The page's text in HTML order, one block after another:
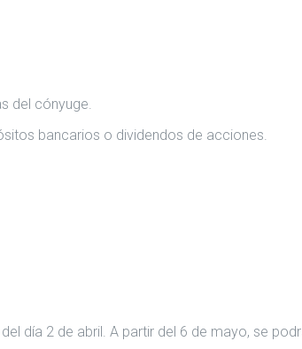
del cónyuge.
bancarios o dividendos de acciones.
día 2 de abril. A partir del 6 de mayo, se